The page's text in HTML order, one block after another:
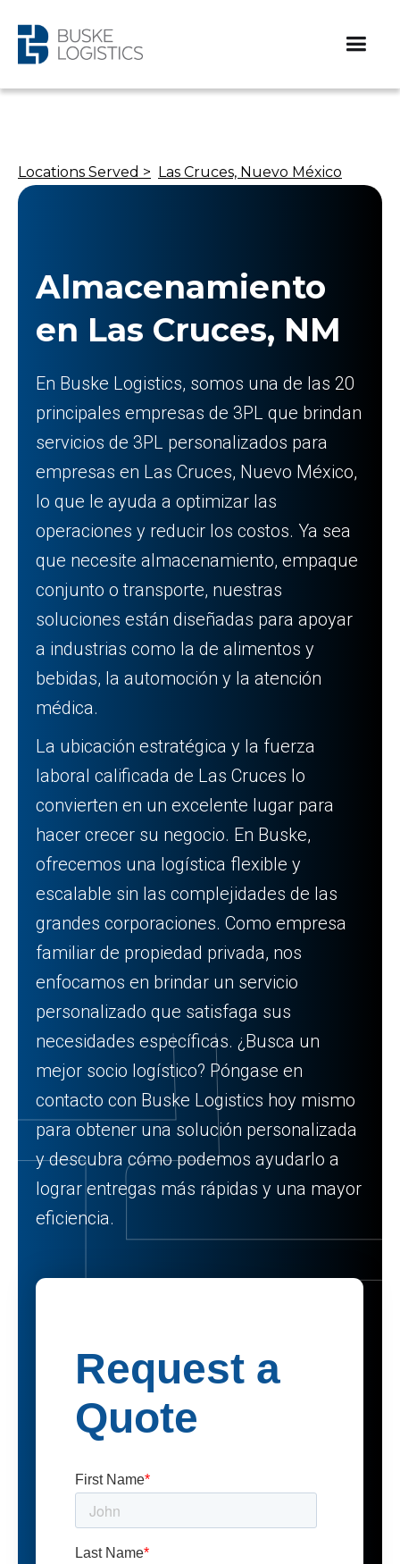
Locations Served > Las Cruces, Nuevo México
Almacenamiento
en Las Cruces, NM
En Buske Logistics, somos una de las 20
principales empresas de 3PL que brindan
servicios de 3PL personalizados para
empresas en Las Cruces, Nuevo México,
lo que le ayuda a optimizar las
operaciones y reducir los costos. Ya sea
que necesite almacenamiento, empaque
conjunto o transporte, nuestras
soluciones están diseñadas para apoyar
a industrias como la de alimentos y
bebidas, la automoción y la atención
médica.
La ubicación estratégica y la fuerza
laboral calificada de Las Cruces lo
convierten en un excelente lugar para
hacer crecer su negocio. En Buske,
ofrecemos una logística flexible y
escalable sin las complejidades de las
grandes corporaciones. Como empresa
familiar de propiedad privada, nos
enfocamos en brindar un servicio
personalizado que satisfaga sus
necesidades específicas. ¿Busca un
mejor socio logístico? Póngase en
contacto con Buske Logistics hoy mismo
para obtener una solución personalizada
y descubra cómo podemos ayudarlo a
lograr entregas más rápidas y una mayor
eficiencia.